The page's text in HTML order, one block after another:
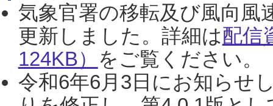
気象官署の移転及び風向風
更新しました。詳細は配信
124KB） をご覧ください。
令和6年6月3日にお知らせ